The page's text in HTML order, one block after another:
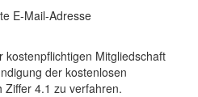
E-Mail-Adresse
kostenpflichtigen Mitgliedschaft
der kostenlosen
Ziffer 4.1 zu verfahren.